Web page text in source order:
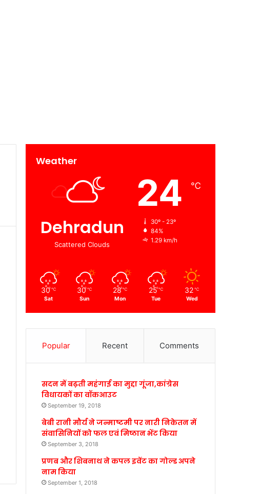
Weather
Dehradun
Scattered Clouds
24 ℃
30º - 23º
84%
1.29 km/h
30 ℃
Sat
30 ℃
Sun
28 ℃
Mon
25 ℃
Tue
32 ℃
Wed
Popular Recent Comments
सदन में बढ़ती महंगाई का मुद्दा गूंजा,कांग्रेस
विधायकों का वॉकआउट
September 19, 2018
बेबी रानी मौर्य ने जन्माष्टमी पर नारी निकेतन में
संवासिनियों को फल एवं मिष्ठान भेंट किया
September 3, 2018
प्रणब और शिबनाथ ने कपल इवेंट का गोल्ड अपने
नाम किया
September 1, 2018